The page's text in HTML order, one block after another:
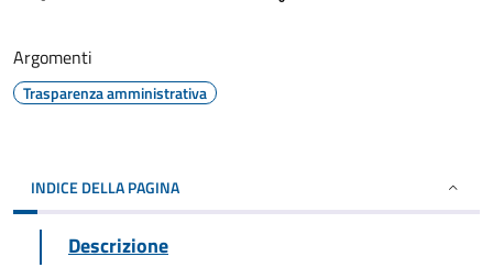
Argomenti
Trasparenza amministrativa
INDICE DELLA PAGINA
Descrizione